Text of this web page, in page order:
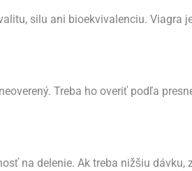
silu ani bioekvivalenciu. Viagra
Treba ho overiť podľa
na delenie. Ak treba nižšiu dávku,